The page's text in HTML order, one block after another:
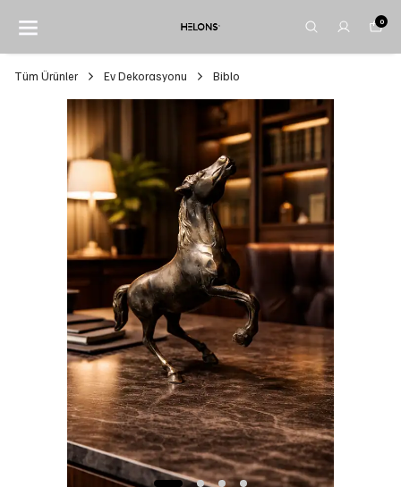
0
Tüm Ürünler Ev Dekorasyonu Biblo